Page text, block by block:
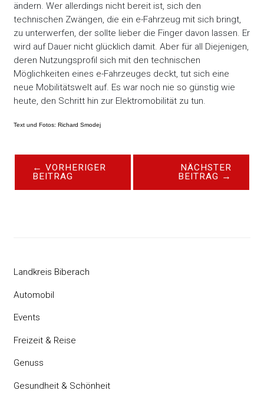
ändern. Wer allerdings nicht bereit ist, sich den
technischen Zwängen, die ein e-Fahrzeug mit sich bringt,
zu unterwerfen, der sollte lieber die Finger davon lassen. Er
wird auf Dauer nicht glücklich damit. Aber für all Diejenigen,
deren Nutzungsprofil sich mit den technischen
Möglichkeiten eines e-Fahrzeuges deckt, tut sich eine
neue Mobilitätswelt auf. Es war noch nie so günstig wie
heute, den Schritt hin zur Elektromobilität zu tun.
Text und Fotos: Richard Smodej
← VORHERIGER
BEITRAG
NÄCHSTER
BEITRAG →
Landkreis Biberach
Automobil
Events
Freizeit & Reise
Genuss
Gesundheit & Schönheit